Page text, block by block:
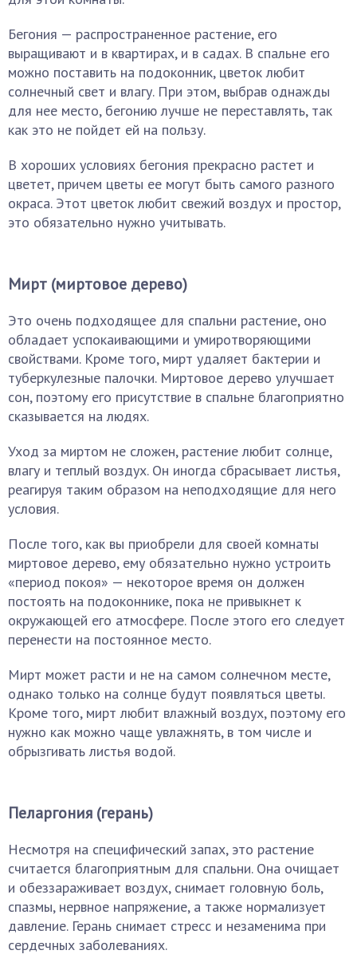
Бегония — распространенное растение, его
выращивают и в квартирах, и в садах. В спальне его
можно поставить на подоконник, цветок любит
солнечный свет и влагу. При этом, выбрав однажды
для нее место, бегонию лучше не переставлять, так
как это не пойдет ей на пользу.
В хороших условиях бегония прекрасно растет и
цветет, причем цветы ее могут быть самого разного
окраса. Этот цветок любит свежий воздух и простор,
это обязательно нужно учитывать.
Мирт (миртовое дерево)
Это очень подходящее для спальни растение, оно
обладает успокаивающими и умиротворяющими
свойствами. Кроме того, мирт удаляет бактерии и
туберкулезные палочки. Миртовое дерево улучшает
сон, поэтому его присутствие в спальне благоприятно
сказывается на людях.
Уход за миртом не сложен, растение любит солнце,
влагу и теплый воздух. Он иногда сбрасывает листья,
реагируя таким образом на неподходящие для него
условия.
После того, как вы приобрели для своей комнаты
миртовое дерево, ему обязательно нужно устроить
«период покоя» — некоторое время он должен
постоять на подоконнике, пока не привыкнет к
окружающей его атмосфере. После этого его следует
перенести на постоянное место.
Мирт может расти и не на самом солнечном месте,
однако только на солнце будут появляться цветы.
Кроме того, мирт любит влажный воздух, поэтому его
нужно как можно чаще увлажнять, в том числе и
обрызгивать листья водой.
Пеларгония (герань)
Несмотря на специфический запах, это растение
считается благоприятным для спальни. Она очищает
и обеззараживает воздух, снимает головную боль,
спазмы, нервное напряжение, а также нормализует
давление. Герань снимает стресс и незаменима при
сердечных заболеваниях.